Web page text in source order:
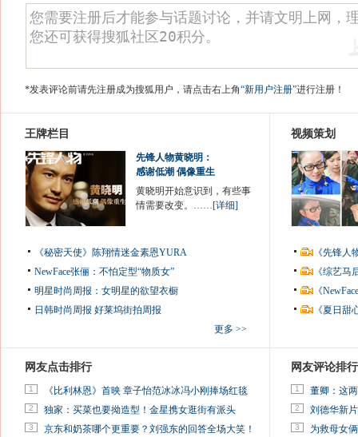
*发表评论前请先注册成为搜狐用户，请点击右上角“新用户注册”进行注册！
王牌栏目
先锋人物黄晓明：
感谢低潮 偶像重生
黄晓明开始意识到，有些事
情需要改变。……[详细]
《秘密天使》陈翔情迷金素恩YURA
NewFace张俪：不怕定型“物质女”
明星时尚周报：女明星的欲望衣橱
日韩时尚周报 好莱坞街拍周报
更多 >>
视频策划
《先锋
《综艺
《
《夏日
网友点击排行
1 《比利林恩》首映 章子怡范冰冰冯小刚捧场红毯
2 独家：买菜也要拗造型！金星携女逛街有派头
3 京东和奶茶哪个更重要？刘强东的回答全场大笑！
网友评论排行
1 董卿：这
2 刘德华新
3 为救母女